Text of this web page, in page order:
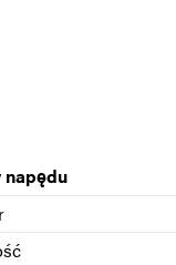
napędu